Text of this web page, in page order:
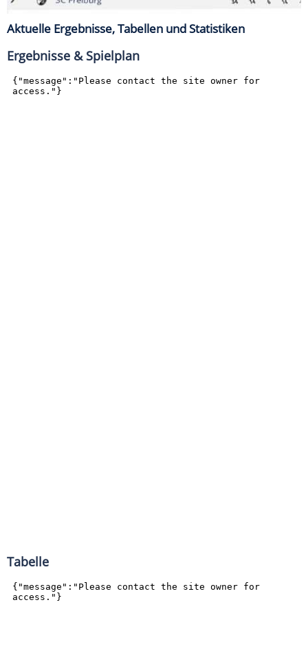
Aktuelle Ergebnisse, Tabellen und Statistiken
Ergebnisse & Spielplan
Tabelle